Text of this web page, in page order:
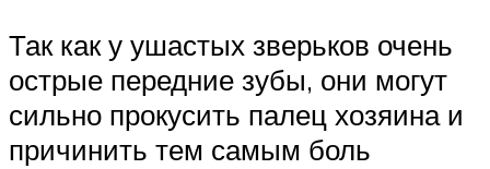
Так как у ушастых зверьков очень
острые передние зубы, они могут
сильно прокусить палец хозяина и
причинить тем самым боль